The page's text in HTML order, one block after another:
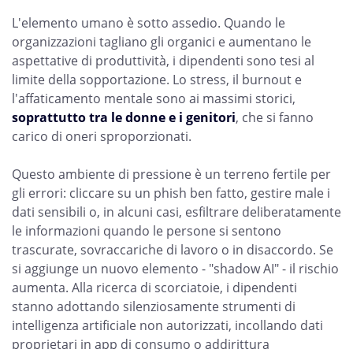
L'elemento umano è sotto assedio. Quando le
organizzazioni tagliano gli organici e aumentano le
aspettative di produttività, i dipendenti sono tesi al
limite della sopportazione. Lo stress, il burnout e
l'affaticamento mentale sono ai massimi storici,
soprattutto tra le donne e i genitori, che si fanno
carico di oneri sproporzionati.
Questo ambiente di pressione è un terreno fertile per
gli errori: cliccare su un phish ben fatto, gestire male i
dati sensibili o, in alcuni casi, esfiltrare deliberatamente
le informazioni quando le persone si sentono
trascurate, sovraccariche di lavoro o in disaccordo. Se
si aggiunge un nuovo elemento - "shadow AI" - il rischio
aumenta. Alla ricerca di scorciatoie, i dipendenti
stanno adottando silenziosamente strumenti di
intelligenza artificiale non autorizzati, incollando dati
proprietari in app di consumo o addirittura